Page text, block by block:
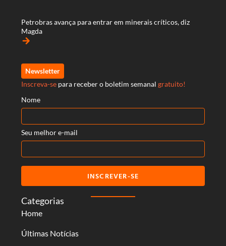
Categorias
Home
Últimas Notícias
Petrobras avança para entrar em minerais críticos, diz
Magda
arrow_forward
Newsletter
Inscreva-se para receber o boletim semanal gratuito!
Nome
Seu melhor e-mail
INSCREVER-SE